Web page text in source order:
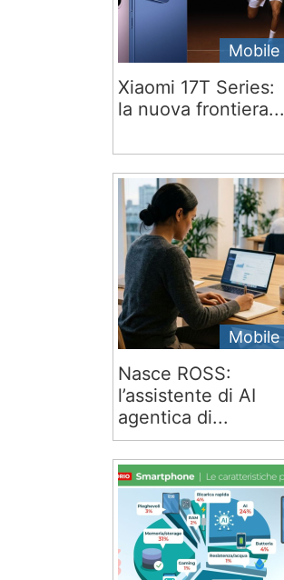
Mobile
Xiaomi 17T Series:
la nuova frontiera...
Mobile
Nasce ROSS:
l’assistente di AI
agentica di...